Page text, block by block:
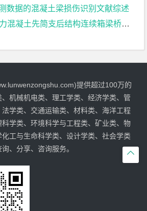
数据的混凝土梁损伤识别文献综述
先简支后结构连续箱梁桥部分结构设计文献综述

提供超过100万的
机械机电类、理工学类、经济学类、管
学类、交通运输类、材料类、海洋工程
学类、环境科学与工程类、矿业类、物
工与生命科学类、设计学类、社会学类
、分享、咨询服务。